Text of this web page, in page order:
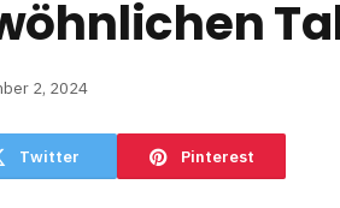
2, 2024
Twitter Pinterest